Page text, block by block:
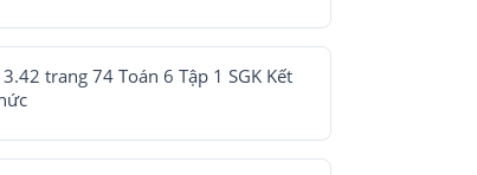
trang 74 Toán 6 Tập 1 SGK Kết